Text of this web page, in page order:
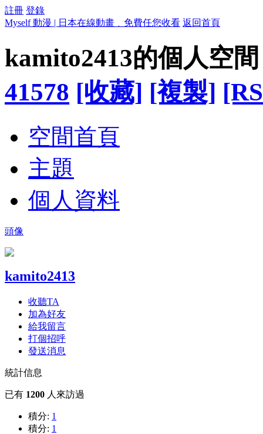
註冊 登錄
Myself 動漫 | 日本在線動畫﹑免費任您收看 返回首頁
kamito2413的個人空間
41578 [收藏] [複製]
空間首頁
主題
個人資料
頭像
kamito2413
收聽TA
加為好友
給我留言
打個招呼
發送消息
統計信息
已有 1200 人來訪過
積分: 1
積分: 1